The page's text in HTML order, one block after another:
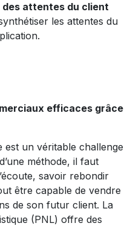
des attentes du client
les attentes du
efficaces grâce
est un véritable challenge
méthode, il faut
savoir rebondir
être capable de vendre
de son futur client. La
(PNL) offre des